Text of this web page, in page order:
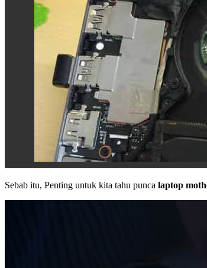
Sebab itu, Penting untuk kita tahu punca laptop